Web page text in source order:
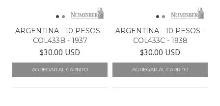
ARGENTINA - 10 PESOS -
COL433B - 1937
$30.00 USD
ARGENTINA - 10 PESOS -
COL433C - 1938
$30.00 USD